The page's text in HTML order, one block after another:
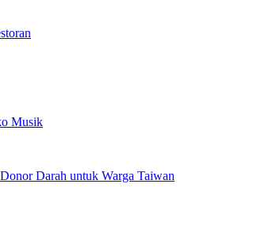
Musik
Darah untuk Warga Taiwan